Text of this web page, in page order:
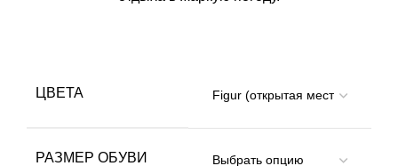
ЦВЕТА
РАЗМЕР ОБУВИ